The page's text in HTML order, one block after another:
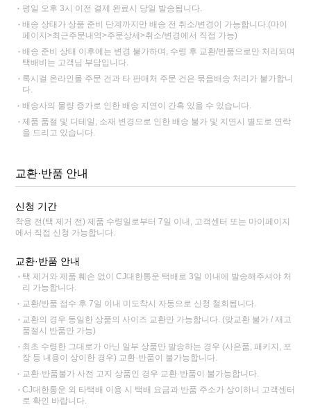
평일 오후 3시 이전 결제 완료시 당일 발송됩니다.
배송 상태가 상품 준비 단계까지만 배송 전 취소/변경이 가능합니다.(마이
페이지>최근주문내역>주문상세>취소/변경에서 직접 가능)
배송 준비 상태 이후에는 변경 불가하며, 수령 후 교환/반품으로만 처리되며
택배비는 고객님 부담입니다.
록시걸 온라인몰 주문 건과 타 판매처 주문 건은 묶음배송 처리가 불가합니
다.
배송사의 물량 증가로 인한 배송 지연이 간혹 있을 수 있습니다.
제품 품절 및 디테일, 소재 변경으로 인한 배송 불가 및 지연시 별도로 연락
을 드리고 있습니다.
교환·반품 안내
신청 기간
착용 전(택 제거 전) 제품 수령일로부터 7일 이내, 고객센터 또는 마이페이지
에서 직접 신청 가능합니다.
교환·반품 안내
택 제거와 제품 훼손 없이 CJ대한통운 택배로 3일 이내에 발송해주셔야 처
리 가능합니다.
교환/반품 접수 후 7일 이내 미도착시 자동으로 신청 철회됩니다.
교환의 경우 동일한 상품의 사이즈 교환만 가능합니다. (맞교환 불가 / 재고
품절시 반품만 가능)
최초 수령한 그대로가 아닌 일부 상품만 발송하는 경우 (사은품, 패키지, 포
장 등 내용이 상이한 경우) 교환·반품이 불가능합니다.
교환·반품불가 사전 고지 상품인 경우 교환·반품이 불가능합니다.
CJ대한통운 외 타택배 이용 시 택배 요금과 반품 주소가 상이하니 고객센터
로 확인 바랍니다.